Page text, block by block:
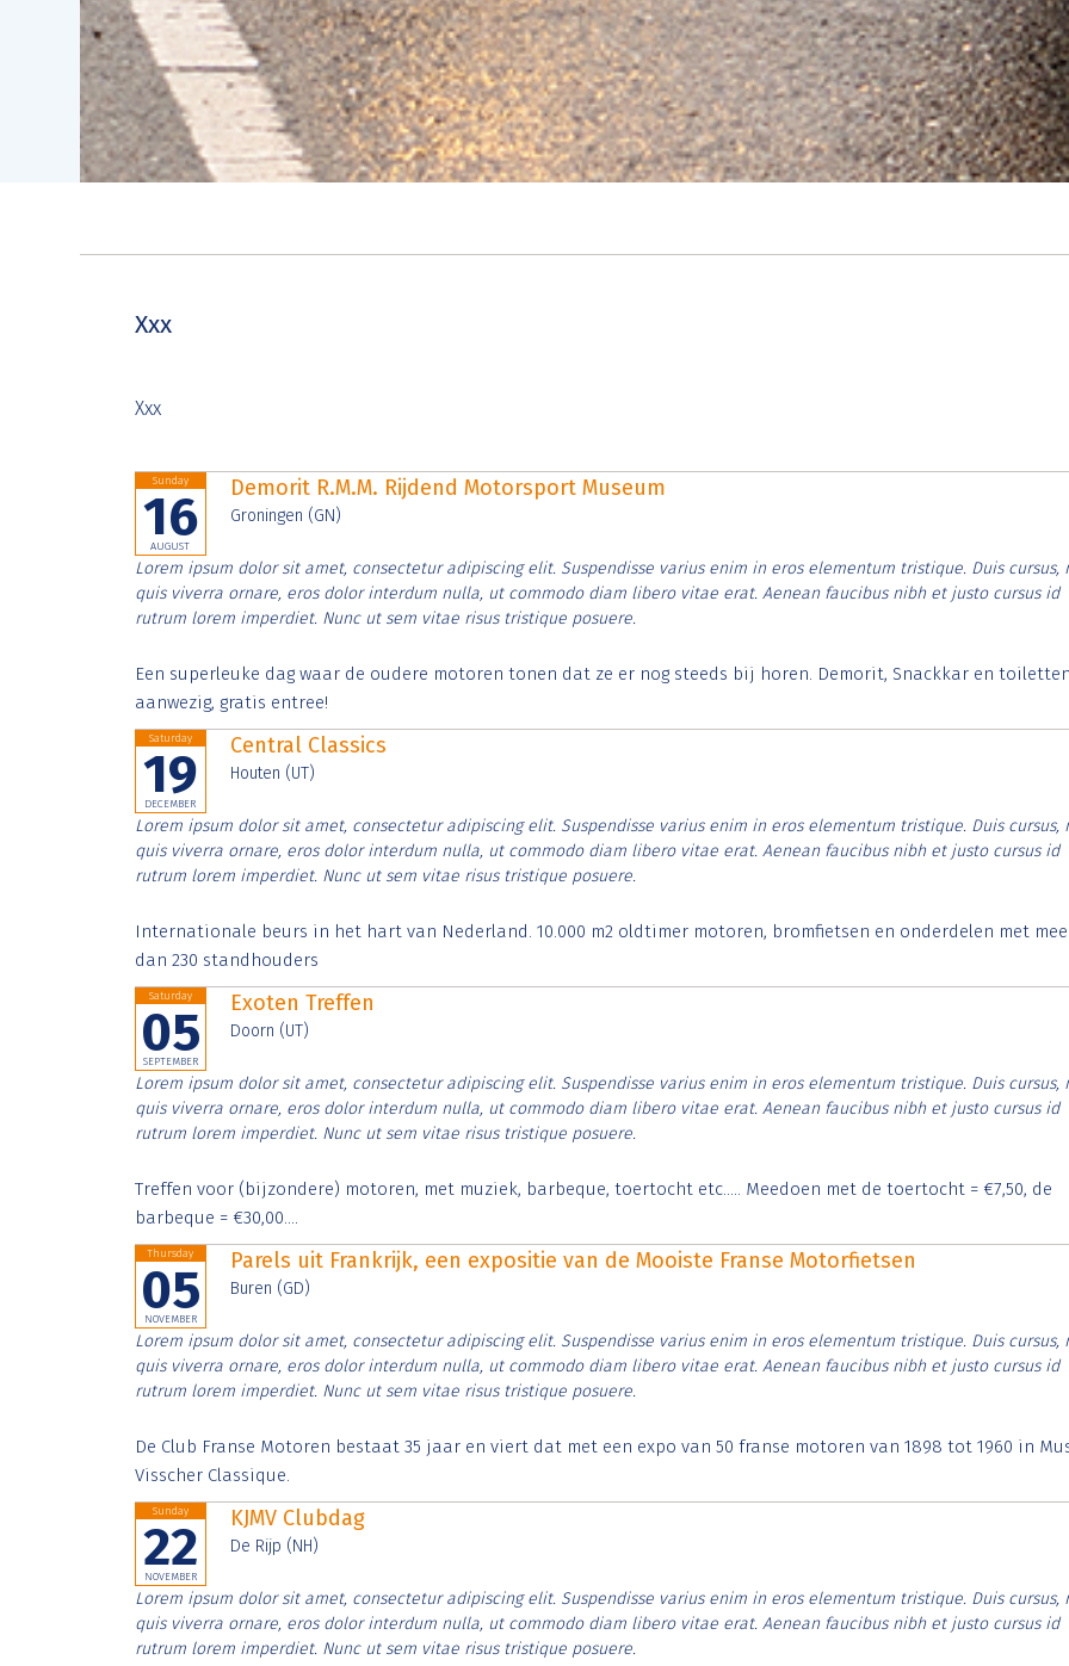
Xxx
Xxx
Sunday
16
AUGUST
Demorit R.M.M. Rijdend Motorsport Museum
Groningen (GN)
Lorem ipsum dolor sit amet, consectetur adipiscing elit. Suspendisse varius enim in eros elementum tristique. Duis cursus,
quis viverra ornare, eros dolor interdum nulla, ut commodo diam libero vitae erat. Aenean faucibus nibh et justo cursus id
rutrum lorem imperdiet. Nunc ut sem vitae risus tristique posuere.
Een superleuke dag waar de oudere motoren tonen dat ze er nog steeds bij horen. Demorit, Snackkar en
aanwezig, gratis entree!
Saturday
19
DECEMBER
Central Classics
Houten (UT)
Lorem ipsum dolor sit amet, consectetur adipiscing elit. Suspendisse varius enim in eros elementum tristique. Duis cursus,
quis viverra ornare, eros dolor interdum nulla, ut commodo diam libero vitae erat. Aenean faucibus nibh et justo cursus id
rutrum lorem imperdiet. Nunc ut sem vitae risus tristique posuere.
Internationale beurs in het hart van Nederland. 10.000 m2 oldtimer motoren, bromfietsen en onderdelen met
dan 230 standhouders
Saturday
05
SEPTEMBER
Exoten Treffen
Doorn (UT)
Lorem ipsum dolor sit amet, consectetur adipiscing elit. Suspendisse varius enim in eros elementum tristique. Duis cursus,
quis viverra ornare, eros dolor interdum nulla, ut commodo diam libero vitae erat. Aenean faucibus nibh et justo cursus id
rutrum lorem imperdiet. Nunc ut sem vitae risus tristique posuere.
Treffen voor (bijzondere) motoren, met muziek, barbeque, toertocht etc..... Meedoen met de toertocht = €7,50, de
barbeque = €30,00....
Thursday
05
NOVEMBER
Parels uit Frankrijk, een expositie van de Mooiste Franse Motorfietsen
Buren (GD)
Lorem ipsum dolor sit amet, consectetur adipiscing elit. Suspendisse varius enim in eros elementum tristique. Duis cursus,
quis viverra ornare, eros dolor interdum nulla, ut commodo diam libero vitae erat. Aenean faucibus nibh et justo cursus id
rutrum lorem imperdiet. Nunc ut sem vitae risus tristique posuere.
De Club Franse Motoren bestaat 35 jaar en viert dat met een expo van 50 franse motoren van 1898 tot 1960 in
Visscher Classique.
Sunday
22
NOVEMBER
KJMV Clubdag
De Rijp (NH)
Lorem ipsum dolor sit amet, consectetur adipiscing elit. Suspendisse varius enim in eros elementum tristique. Duis cursus,
quis viverra ornare, eros dolor interdum nulla, ut commodo diam libero vitae erat. Aenean faucibus nibh et justo cursus id
rutrum lorem imperdiet. Nunc ut sem vitae risus tristique posuere.